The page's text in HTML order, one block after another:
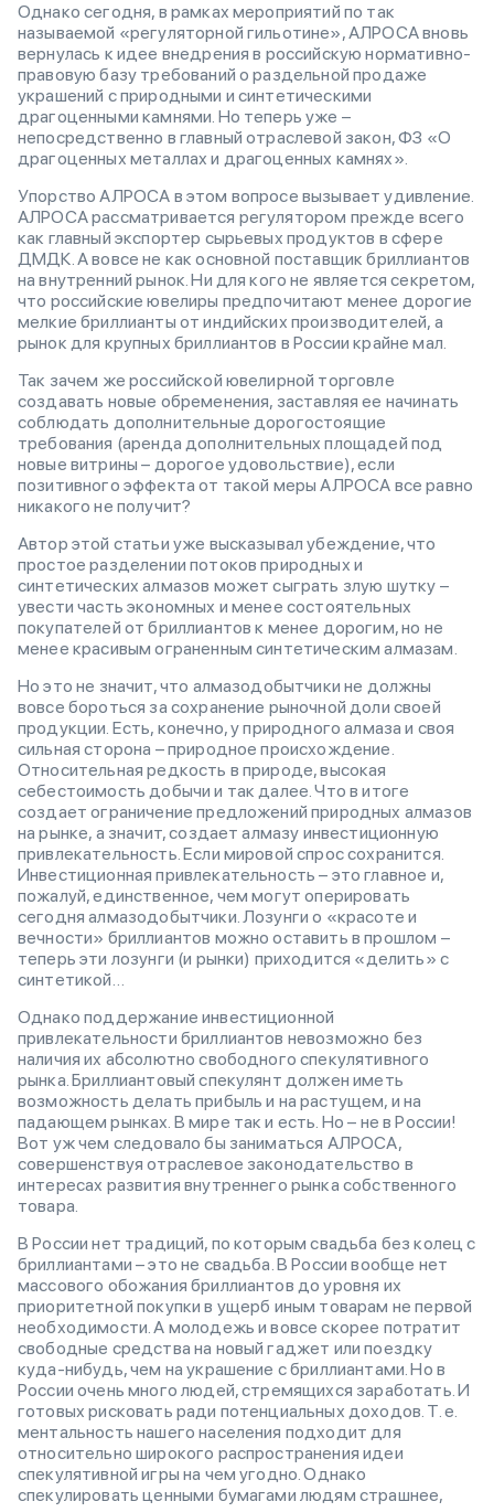
Однако сегодня, в рамках мероприятий по так
называемой «регуляторной гильотине», АЛРОСА вновь
вернулась к идее внедрения в российскую нормативно-
правовую базу требований о раздельной продаже
украшений с природными и синтетическими
драгоценными камнями. Но теперь уже –
непосредственно в главный отраслевой закон, ФЗ «О
драгоценных металлах и драгоценных камнях».
Упорство АЛРОСА в этом вопросе вызывает удивление.
АЛРОСА рассматривается регулятором прежде всего
как главный экспортер сырьевых продуктов в сфере
ДМДК. А вовсе не как основной поставщик бриллиантов
на внутренний рынок. Ни для кого не является секретом,
что российские ювелиры предпочитают менее дорогие
мелкие бриллианты от индийских производителей, а
рынок для крупных бриллиантов в России крайне мал.
Так зачем же российской ювелирной торговле
создавать новые обременения, заставляя ее начинать
соблюдать дополнительные дорогостоящие
требования (аренда дополнительных площадей под
новые витрины – дорогое удовольствие), если
позитивного эффекта от такой меры АЛРОСА все равно
никакого не получит?
Автор этой статьи уже высказывал убеждение, что
простое разделении потоков природных и
синтетических алмазов может сыграть злую шутку –
увести часть экономных и менее состоятельных
покупателей от бриллиантов к менее дорогим, но не
менее красивым ограненным синтетическим алмазам.
Но это не значит, что алмазодобытчики не должны
вовсе бороться за сохранение рыночной доли своей
продукции. Есть, конечно, у природного алмаза и своя
сильная сторона – природное происхождение.
Относительная редкость в природе, высокая
себестоимость добычи и так далее. Что в итоге
создает ограничение предложений природных алмазов
на рынке, а значит, создает алмазу инвестиционную
привлекательность. Если мировой спрос сохранится.
Инвестиционная привлекательность – это главное и,
пожалуй, единственное, чем могут оперировать
сегодня алмазодобытчики. Лозунги о «красоте и
вечности» бриллиантов можно оставить в прошлом –
теперь эти лозунги (и рынки) приходится «делить» с
синтетикой…
Однако поддержание инвестиционной
привлекательности бриллиантов невозможно без
наличия их абсолютно свободного спекулятивного
рынка. Бриллиантовый спекулянт должен иметь
возможность делать прибыль и на растущем, и на
падающем рынках. В мире так и есть. Но – не в России!
Вот уж чем следовало бы заниматься АЛРОСА,
совершенствуя отраслевое законодательство в
интересах развития внутреннего рынка собственного
товара.
В России нет традиций, по которым свадьба без колец с
бриллиантами – это не свадьба. В России вообще нет
массового обожания бриллиантов до уровня их
приоритетной покупки в ущерб иным товарам не первой
необходимости. А молодежь и вовсе скорее потратит
свободные средства на новый гаджет или поездку
куда-нибудь, чем на украшение с бриллиантами. Но в
России очень много людей, стремящихся заработать. И
готовых рисковать ради потенциальных доходов. Т. е.
ментальность нашего населения подходит для
относительно широкого распространения идеи
спекулятивной игры на чем угодно. Однако
спекулировать ценными бумагами людям страшнее,